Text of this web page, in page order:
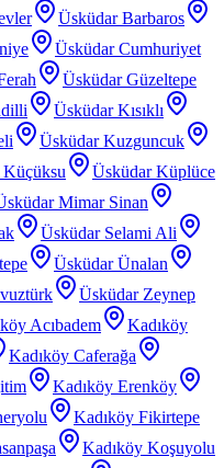
Üsküdar Barbaros
Üsküdar Cumhuriyet
Üsküdar Güzeltepe
Üsküdar Kısıklı
Üsküdar Kuzguncuk
Üsküdar Küplüce
Mimar Sinan
Üsküdar Selami Ali
Üsküdar Ünalan
Üsküdar Zeynep
Acıbadem
Kadıköy
Kadıköy Caferağa
Kadıköy Erenköy
Kadıköy Fikirtepe
Kadıköy Koşuyolu